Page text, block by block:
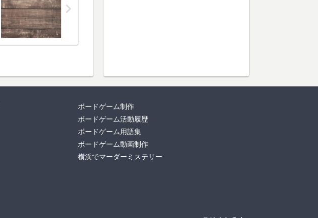
ボードゲーム制作
ボードゲーム活動履歴
ボードゲーム用語集
ボードゲーム動画制作
横浜でマーダーミステリー